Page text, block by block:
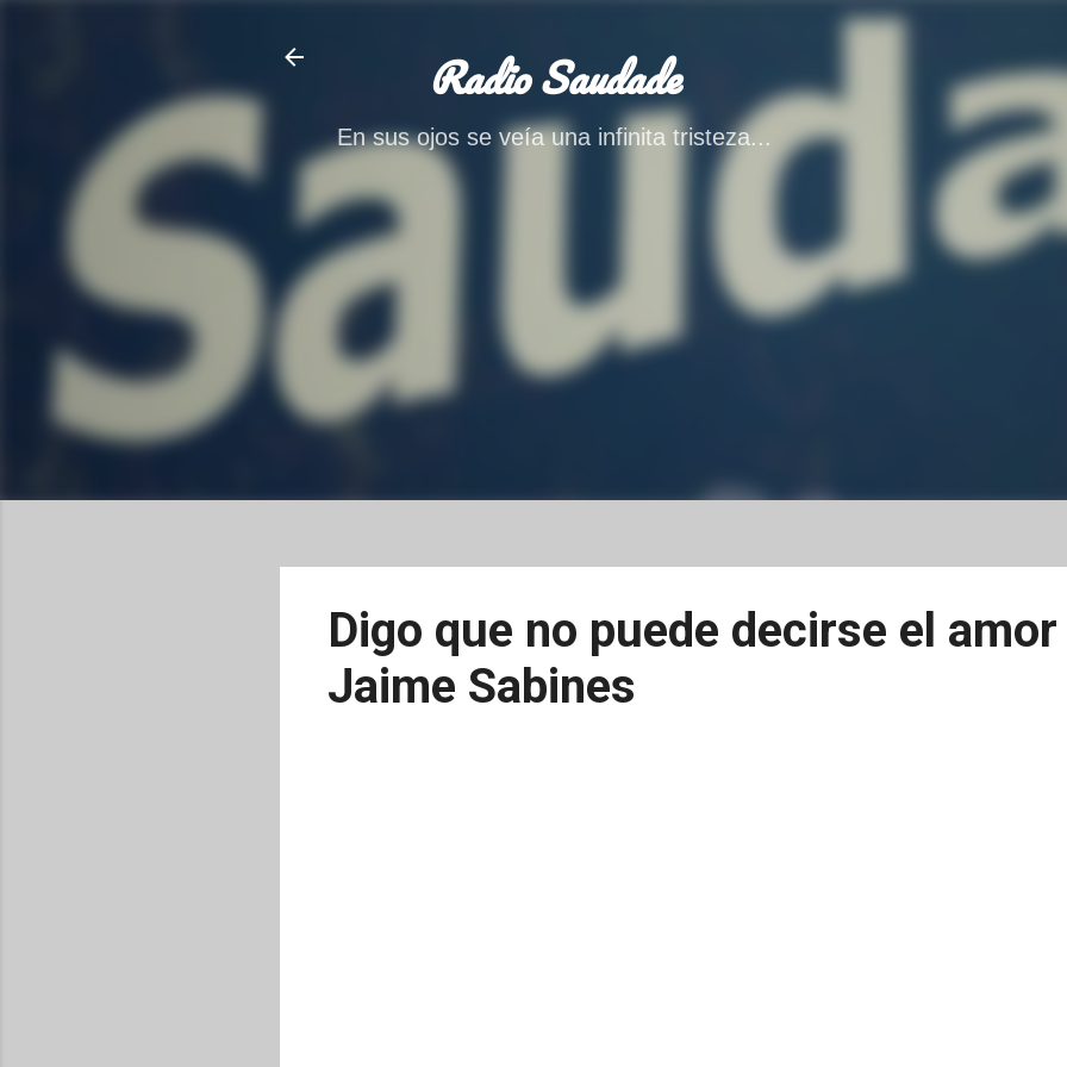
Ir al contenido principal
Radio Saudade
En sus ojos se veía una infinita tristeza...
Digo que no puede decirse el
Jaime Sabines